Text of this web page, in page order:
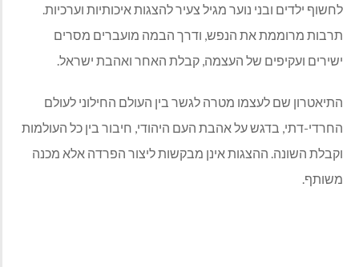
לחשוף ילדים ובני נוער מגיל צעיר להצגות איכותיות וערכיות.
תרבות מרוממת את הנפש, ודרך הבמה מועברים מסרים
ישירים ועקיפים של העצמה, קבלת האחר ואהבת ישראל.
התיאטרון שם לעצמו מטרה לגשר בין העולם החילוני לעולם
החרדי-דתי, בדגש על אהבת העם היהודי, חיבור בין כל העולמות
וקבלת השונה. ההצגות אינן מבקשות ליצור הפרדה אלא מכנה
משותף.